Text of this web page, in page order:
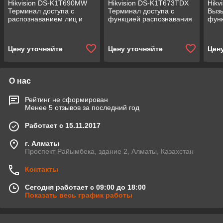
Hikvision DS-K1T690MW
Терминал доступа с
распознаванием лиц и
Цену уточняйте
Hikvision DS-K1T673TDX
Терминал доступа с
функцией распознавания
Цену уточняйте
О нас
Рейтинг не сформирован
Менее 5 отзывов за последний год
Работает с 15.11.2017
г. Алматы
Проспект Райымбека, здание 2, Алматы, Казахстан
Контакты
Сегодня работает с 09:00 до 18:00
Показать весь график работы